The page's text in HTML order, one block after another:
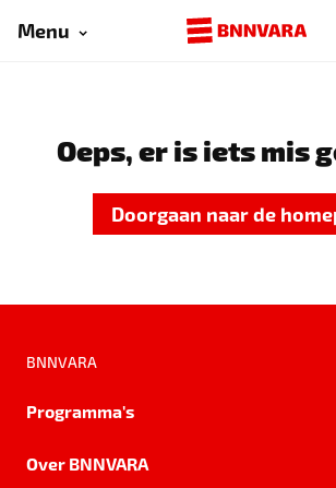
Menu
Oeps, er is iets mis
Doorgaan naar de
BNNVARA
Programma's
Over BNNVARA